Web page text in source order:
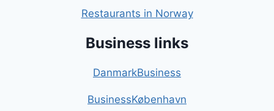
Restaurants in Norway
Business links
DanmarkBusiness
BusinessKøbenhavn